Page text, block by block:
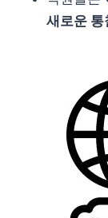
새로운 통